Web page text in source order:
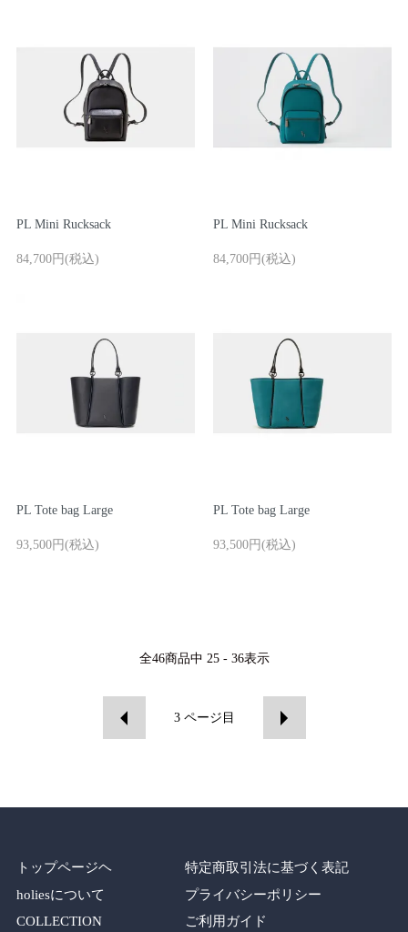
PL Mini Rucksack
84,700円(税込)
PL Mini Rucksack
84,700円(税込)
PL Tote bag Large
93,500円(税込)
PL Tote bag Large
93,500円(税込)
全46商品中 25 - 36表示
3 ページ目
トップページヘ
holiesについて
COLLECTION
特定商取引法に基づく表記
プライバシーポリシー
ご利用ガイド